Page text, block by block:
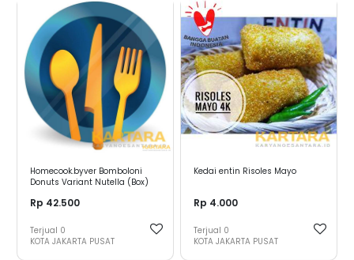
Homecook.byver Bomboloni
Donuts Variant Nutella (Box)
Rp 42.500
Terjual 0
KOTA JAKARTA PUSAT
Kedai entin Risoles Mayo
Rp 4.000
Terjual 0
KOTA JAKARTA PUSAT